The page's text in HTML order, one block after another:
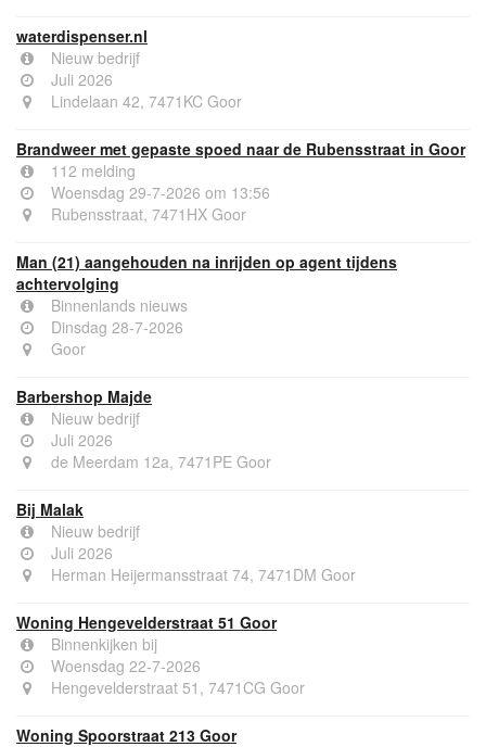
waterdispenser.nl
Nieuw bedrijf
Juli 2026
Lindelaan 42, 7471KC Goor
Brandweer met gepaste spoed naar de Rubensstraat in Goor
112 melding
Woensdag 29-7-2026 om 13:56
Rubensstraat, 7471HX Goor
Man (21) aangehouden na inrijden op agent tijdens
achtervolging
Binnenlands nieuws
Dinsdag 28-7-2026
Goor
Barbershop Majde
Nieuw bedrijf
Juli 2026
de Meerdam 12a, 7471PE Goor
Bij Malak
Nieuw bedrijf
Juli 2026
Herman Heijermansstraat 74, 7471DM Goor
Woning Hengevelderstraat 51 Goor
Binnenkijken bij
Woensdag 22-7-2026
Hengevelderstraat 51, 7471CG Goor
Woning Spoorstraat 213 Goor